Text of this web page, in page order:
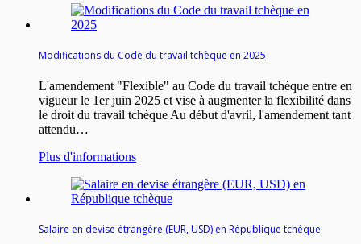
Modifications du Code du travail tchèque en 2025
L'amendement "Flexible" au Code du travail tchèque entre en
vigueur le 1er juin 2025 et vise à augmenter la flexibilité dans
le droit du travail tchèque Au début d'avril, l'amendement tant
attendu…
Plus d'informations
Salaire en devise étrangère (EUR, USD) en République tchèque